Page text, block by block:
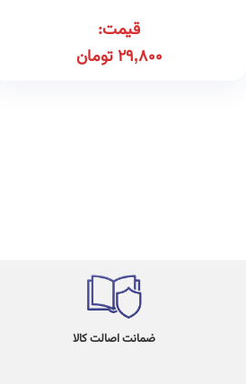
قیمت:
29,800تومان
ضمانت اصالت کالا